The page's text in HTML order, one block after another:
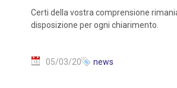
Certi della vostra comprensione
disposizione per ogni chiarimento.
05/03/20 news